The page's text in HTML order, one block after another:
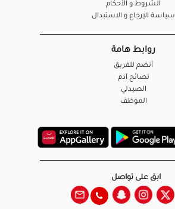
الشروط و الأحكام
سياسة الإرجاع و الاستبدال
روابط هامة
أنضم للفريق
نصائح آدم
الصيدلي
الموظف
ابق على تواصل